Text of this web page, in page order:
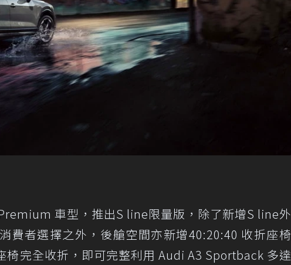
車型，推出S line限量版，除了新增S line外
費者選擇之外，後艙空間亦新增40:20:40 收折座椅
椅完全收折，即可完整利用 Audi A3 Sportback 多達